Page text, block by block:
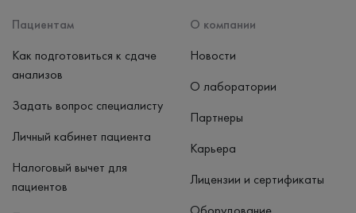
Пациентам
Как подготовиться к сдаче
анализов
Задать вопрос специалисту
Личный кабинет пациента
Налоговый вычет для
пациентов
О компании
Новости
О лаборатории
Партнеры
Карьера
Лицензии и сертификаты